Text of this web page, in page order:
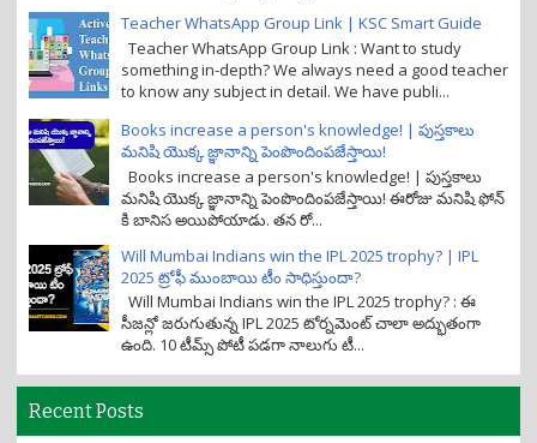
Teacher WhatsApp Group Link | KSC Smart Guide
Teacher WhatsApp Group Link : Want to study
something in-depth? We always need a good teacher
to know any subject in detail. We have publi...
Books increase a person's knowledge! | పుస్తకాలు
మనిషి యొక్క జ్ఞానాన్ని పెంపొందింపజేస్తాయి!
Books increase a person's knowledge! | పుస్తకాలు
మనిషి యొక్క జ్ఞానాన్ని పెంపొందింపజేస్తాయి! ఈరోజు మనిషి ఫోన్
కి బానిస అయిపోయాడు. తన రో...
Will Mumbai Indians win the IPL 2025 trophy? | IPL
2025 ట్రోఫీ ముంబాయి టీం సాధిస్తుందా?
Will Mumbai Indians win the IPL 2025 trophy? : ఈ
సీజన్లో జరుగుతున్న IPL 2025 టోర్నమెంట్ చాలా అద్భుతంగా
ఉంది. 10 టీమ్స్ పోటీ పడగా నాలుగు టీ...
Recent Posts